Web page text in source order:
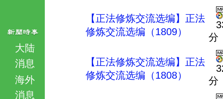
大陆
消息
海外
消息
【正法修炼交流选编】正法
修炼交流选编（1809）
分
【正法修炼交流选编】正法
修炼交流选编（1808）
分